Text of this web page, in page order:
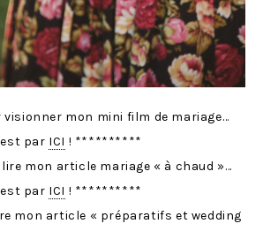
mon mini film de mariage…
par ICI ! **********
mon article mariage « à chaud »…
par ICI ! **********
mon article « préparatifs et wedding